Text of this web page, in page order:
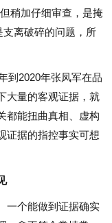
稍加仔细审查，是掩
支离破碎的问题，所
到2020年张凤军在品
大量的客观证据，就
都能扭曲真相、虚构
证据的指控事实可想
一个能做到证据确实